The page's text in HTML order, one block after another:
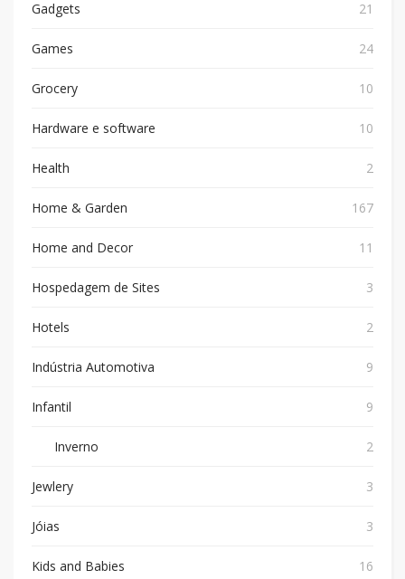
Gadgets 21
Games 24
Grocery 10
Hardware e software 10
Health 2
Home & Garden 167
Home and Decor 11
Hospedagem de Sites 3
Hotels 2
Indústria Automotiva 9
Infantil 9
Inverno 2
Jewlery 3
Jóias 3
Kids and Babies 16